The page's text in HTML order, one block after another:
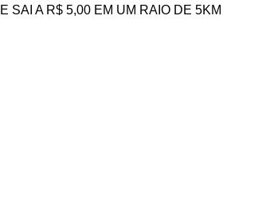
SAI A R$ 5,00 EM UM RAIO DE 5KM